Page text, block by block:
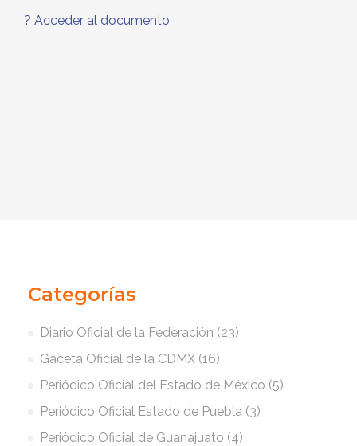
Categorías
Diario Oficial de la Federación (23)
Gaceta Oficial de la CDMX (16)
Periódico Oficial del Estado de México (5)
Periódico Oficial Estado de Puebla (3)
Periódico Oficial de Guanajuato (4)
? Acceder al documento